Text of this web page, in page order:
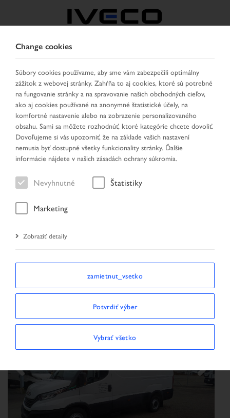
CZECH REPUBLIC /
SLOVAKIA
VYBRAŤ KRAJINU ZMENIŤ JAZYK
Toggle
navigation
MENU
Vozidlo
Úvodná stránka
Previous
Change cookies
Súbory cookies používame, aby sme vám zabezpečili optimálny
zážitok z webovej stránky. Zahŕňa to aj cookies, ktoré sú potrebné
na fungovanie stránky a na spravovanie našich obchodných cieľov,
ako aj cookies používané na anonymné štatistické účely, na
komfortné nastavenie alebo na zobrazenie personalizovaného
obsahu. Sami sa môžete rozhodnúť, ktoré kategórie chcete dovoliť.
Dovoľujeme si vás upozorniť, že na základe vašich nastavení
nemusia byť dostupné všetky funkcionality stránky. Ďalšie
informácie nájdete v našich zásadách ochrany súkromia.
Nevyhnutné Štatistiky
Marketing
Zobraziť detaily
zamietnut_vsetko
Potvrdiť výber
Vybrať všetko